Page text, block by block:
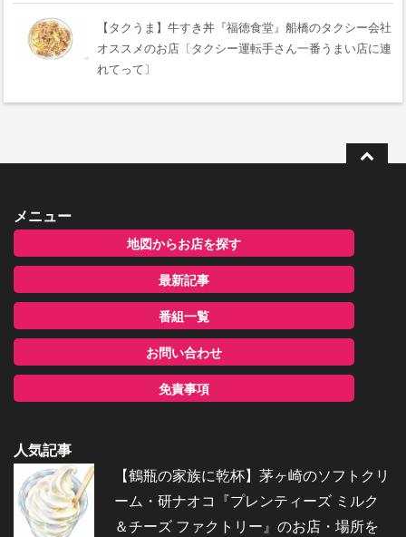
【タクうま】牛すき丼『福徳食堂』船橋のタクシー会社
オススメのお店〔タクシー運転手さん一番うまい店に連
れてって〕
メニュー
地図からお店を探す
最新記事
番組一覧
お問い合わせ
免責事項
人気記事
【鶴瓶の家族に乾杯】茅ヶ崎のソフトクリ
ーム・研ナオコ『プレンティーズ ミルク
＆チーズ ファクトリー』のお店・場所を